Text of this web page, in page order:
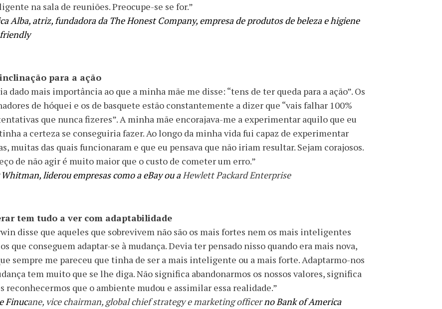
na sala de reuniões. Preocupe-se se for.”
Alba, atriz, fundadora da The Honest Company, empresa de produtos de beleza e higiene
para a ação
dado mais importância ao que a minha mãe me disse: “tens de ter queda para a ação”. Os
de hóquei e os de basquete estão constantemente a dizer que “vais falhar 100%
que nunca fizeres”. A minha mãe encorajava-me a experimentar aquilo que eu
a certeza se conseguiria fazer. Ao longo da minha vida fui capaz de experimentar
muitas das quais funcionaram e que eu pensava que não iriam resultar. Sejam corajosos.
de não agir é muito maior que o custo de cometer um erro.”
liderou empresas como a eBay ou aHewlett Packard Enterprise
tem tudo a ver com adaptabilidade
disse que aqueles que sobrevivem não são os mais fortes nem os mais inteligentes
que conseguem adaptar-se à mudança. Devia ter pensado nisso quando era mais nova,
sempre me pareceu que tinha de ser a mais inteligente ou a mais forte. Adaptarmo-nos
tem muito que se lhe diga. Não significa abandonarmos os nossos valores, significa
reconhecermos que o ambiente mudou e assimilar essa realidade.”
Finucane, vice chairman, global chief strategy e marketing officerno Bank of America